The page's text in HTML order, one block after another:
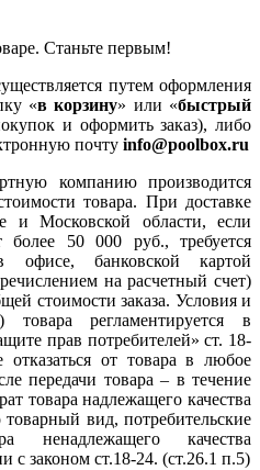
Станьте первым!
путем оформления
«в корзину» или «быстрый
и оформить заказ), либо
почту info@poolbox.ru
компанию производится
товара. При доставке
и Московской области, если
более 50 000 руб., требуется
офисе, банковской картой
на расчетный счет)
стоимости заказа. Условия и
товара регламентируется в
прав потребителей» ст. 18-
от товара в любое
передачи товара – в течение
товара надлежащего качества
вид, потребительские
ненадлежащего качества
с законом ст.18-24. (ст.26.1 п.5)